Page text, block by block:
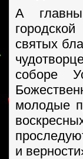
А
святых
соборе
молодые
и